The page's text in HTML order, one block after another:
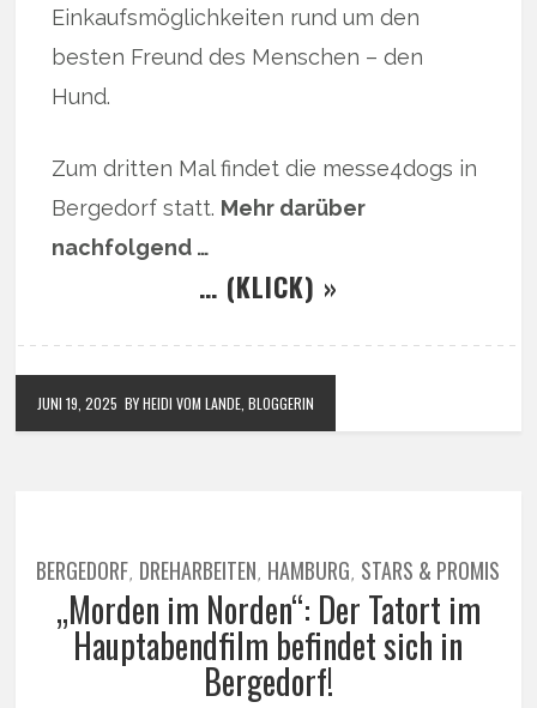
Einkaufsmöglichkeiten rund um den
besten Freund des Menschen – den
Hund.
Zum dritten Mal findet die messe4dogs in
Bergedorf statt. Mehr darüber
nachfolgend …
… (KLICK) »
JUNI 19, 2025 BY HEIDI VOM LANDE, BLOGGERIN
BERGEDORF, DREHARBEITEN, HAMBURG, STARS & PROMIS
„Morden im Norden“: Der Tatort im
Hauptabendfilm befindet sich in
Bergedorf!